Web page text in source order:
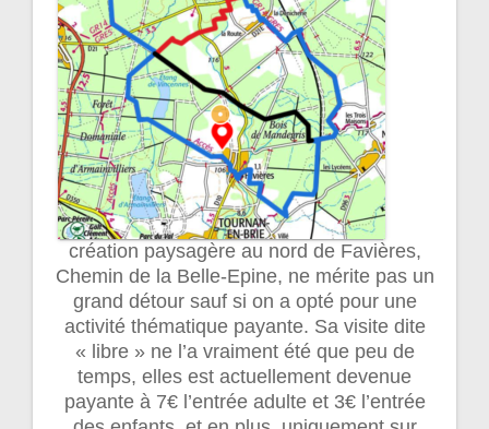
création paysagère au nord de Favières,
Chemin de la Belle-Epine, ne mérite pas un
grand détour sauf si on a opté pour une
activité thématique payante. Sa visite dite
« libre » ne l’a vraiment été que peu de
temps, elles est actuellement devenue
payante à 7€ l’entrée adulte et 3€ l’entrée